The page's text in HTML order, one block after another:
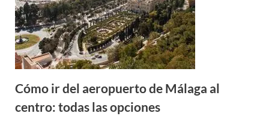
Cómo ir del aeropuerto de Málaga al
centro: todas las opciones